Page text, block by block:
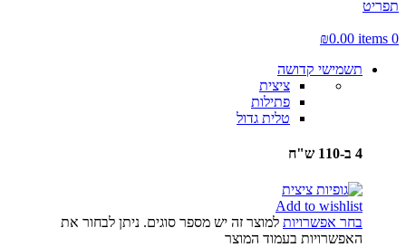
תפריט
0
items
₪0.00
תשמישי קדושה
ציצית
פתילות
טלית גדול
4 ב-110 ש"ח
Add to wishlist
בחר אפשרויות למוצר זה יש מספר סוגים. ניתן לבחור את
האפשרויות בעמוד המוצר